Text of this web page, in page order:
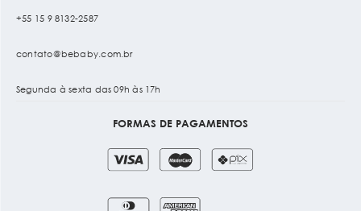
+55 15 9 8132-2587
contato@bebaby.com.br
Segunda à sexta das 09h às 17h
FORMAS DE PAGAMENTOS